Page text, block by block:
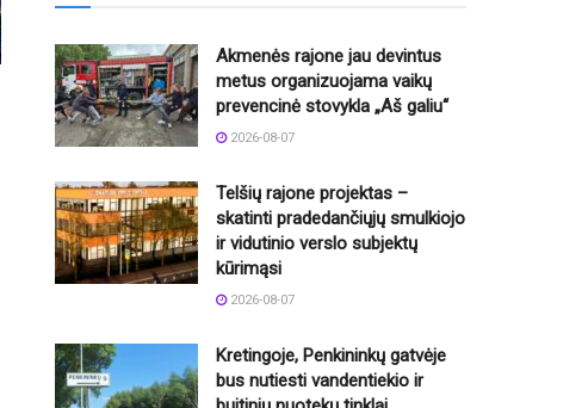
Akmenės rajone jau devintus
metus organizuojama vaikų
prevencinė stovykla „Aš galiu“
2026-08-07
Telšių rajone projektas –
skatinti pradedančiųjų smulkiojo
ir vidutinio verslo subjektų
kūrimąsi
2026-08-07
Kretingoje, Penkininkų gatvėje
bus nutiesti vandentiekio ir